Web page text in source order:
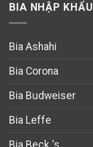
BIA NHẬP KHẨU
Bia Ashahi
Bia Corona
Bia Budweiser
Bia Leffe
Bia Beck ‘s